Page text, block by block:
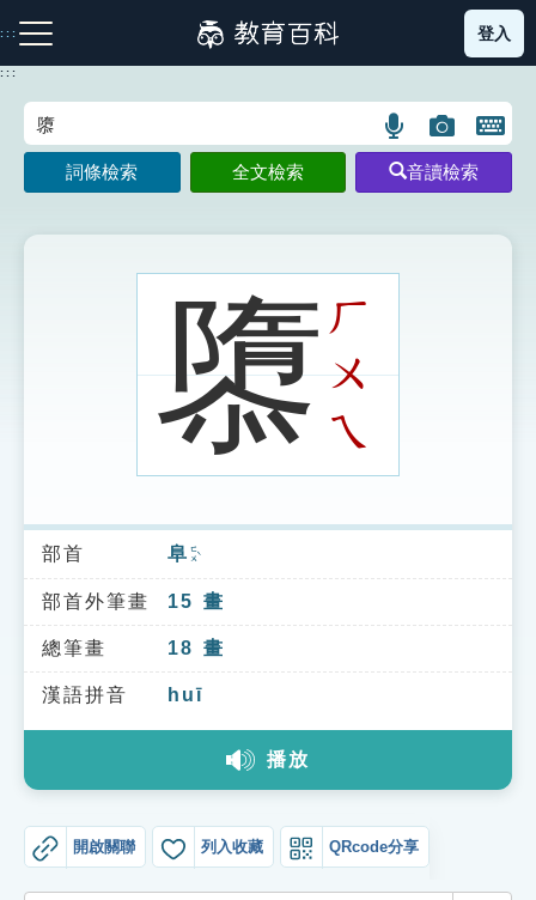
到
主
:::
注音索引圖示 筆畫索引圖示 部首索引表圖示
索引選單
知識索引
單字索引
生命大百科索引
教學應用
貓頭鷹博士
登入
:::
語
言
搜
示
圖
片
搜
開
鍵
圖
詞條檢索 全文檢索 音讀檢索
隳ㄏ
ㄨ
ㄟ
部首 阜 ㄈㄨˋ
部首外筆畫 15 畫
總筆畫 18 畫
漢語拼音 huī
播放
開啟關聯 列入收藏 QRcode分享